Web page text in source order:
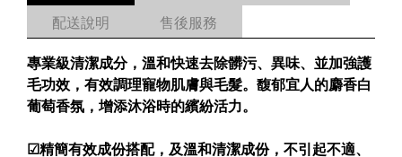
配送說明
售後服務
專業級清潔成分，溫和快速去除髒污、異味、並加強護
毛功效，有效調理寵物肌膚與毛髮。馥郁宜人的麝香白
葡萄香氛，增添沐浴時的繽紛活力。
☑精簡有效成份搭配，及溫和清潔成份，不引起不適、